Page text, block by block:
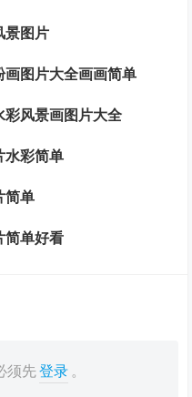
景图片
图片大全画画简单
风景画图片大全
水彩简单
简单
简单好看
须先登录。